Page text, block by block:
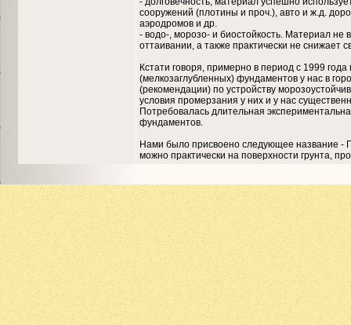
сооружений (плотины и проч.), авто и ж.д.
аэродромов и др.
- водо-, морозо- и биостойкость. Материал не
оттаивании, а также практически не снижает
Кстати говоря, примерно в период с 1999
(мелкозаглубленных) фундаментов у нас в
(рекомендации) по устройству
условия промерзания у них и у нас
Потребовалась длительная
фундаментов.
Нами было присвоено следующее название -
можно практически на поверхности грунта,